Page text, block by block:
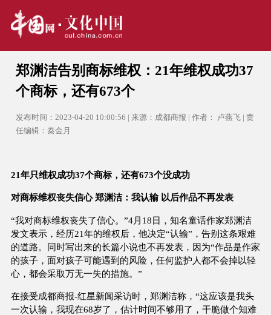
郑渊洁告别商标维权：21年维权成功37
个商标，还有673个
发布时间：2023-04-20 10:00:56 | 来源：成都商报 | 作者： 卢燕飞 | 责
任编辑：秦金月
21年只维权成功37个商标，还有673个没成功
对商标维权丧失信心 郑渊洁：我认输 以后作品不再发表
“我对商标维权丧失了信心。”4月18日，知名童话作家郑渊洁
发文表示，经历21年的维权后，他决定“认输”，告别这条艰难
的道路。同时写出来的长篇小说也不再发表，因为“作品是作家
的孩子，面对孩子可能遇到的风险，任何监护人都不会掉以轻
心，都会采取万无一失的措施。”
在接受成都商报-红星新闻采访时，郑渊洁称，“这应该是我头
一次认输，我现在68岁了，估计时间不够用了，干脆做个知难